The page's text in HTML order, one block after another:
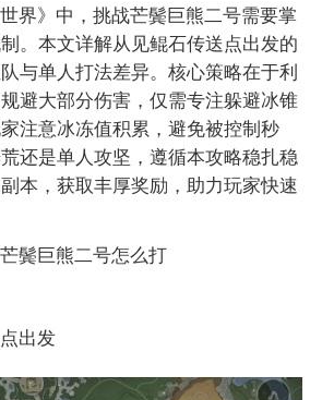
界》中，挑战芒鬓巨熊二号需要掌
。本文详解从见鲲石传送点出发的
与单人打法差异。核心策略在于利
避大部分伤害，仅需专注躲避冰锥
注意冰冻值积累，避免被控制秒
还是单人攻坚，遵循本攻略稳扎稳
本，获取丰厚奖励，助力玩家快速
鬓巨熊二号怎么打
出发